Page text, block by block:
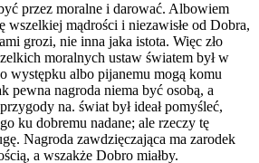
przez moralne i darować. Albowiem
wszelkiej mądrości i niezawisłe od Dobra,
grozi, nie inna jaka istota. Więc zło
moralnych ustaw światem był w
występku albo pijanemu mogą komu
pewna nagroda niema być osobą, a
na. świat był ideał pomyśleć,
ku dobremu nadane; ale rzeczy tę
Nagroda zawdzięczająca ma zarodek
a wszakże Dobro miałby.